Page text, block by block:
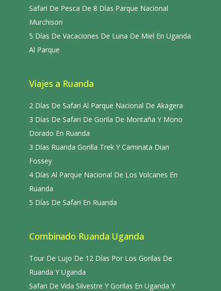
Safari De Pesca De 8 Días Parque Nacional
Murchison
5 Días De Vacaciones De Luna De Miel En Uganda
Al Parque
Viajes a Ruanda
2 Días De Safari Al Parque Nacional De Akagera
3 Días De Safari De Gorila De Montaña Y Mono
Dorado En Ruanda
3 Días Ruanda Gorilla Trek Y Caminata Dian
Fossey
4 Días Al Parque Nacional De Los Volcanes En
Ruanda
5 Días De Safari En Ruanda
Combinado Ruanda Uganda
Tour De Lujo De 12 Días Por Los Gorilas De
Ruanda Y Uganda
Safari De Vida Silvestre Y Gorilas En Uganda Y